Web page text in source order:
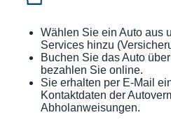
Wählen Sie ein Auto aus
Services hinzu
Buchen Sie das Auto
bezahlen Sie online.
Sie erhalten per E-Mail
Kontaktdaten der
Abholanweisungen.